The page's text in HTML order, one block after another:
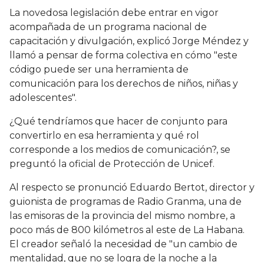
La novedosa legislación debe entrar en vigor
acompañada de un programa nacional de
capacitación y divulgación, explicó Jorge Méndez y
llamó a pensar de forma colectiva en cómo "este
código puede ser una herramienta de
comunicación para los derechos de niños, niñas y
adolescentes".
¿Qué tendríamos que hacer de conjunto para
convertirlo en esa herramienta y qué rol
corresponde a los medios de comunicación?, se
preguntó la oficial de Protección de Unicef.
Al respecto se pronunció Eduardo Bertot, director y
guionista de programas de Radio Granma, una de
las emisoras de la provincia del mismo nombre, a
poco más de 800 kilómetros al este de La Habana.
El creador señaló la necesidad de "un cambio de
mentalidad, que no se logra de la noche a la